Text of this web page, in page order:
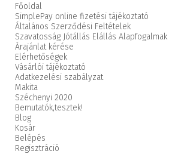
Főoldal
SimplePay online fizetési tájékoztató
Általános Szerződési Feltételek
Szavatosság Jótállás Elállás Alapfogalmak
Árajánlat kérése
Elérhetőségek
Vásárlói tájékoztató
Adatkezelési szabályzat
Makita
Széchenyi 2020
Bemutatók,tesztek!
Blog
Kosár
Belépés
Regisztráció